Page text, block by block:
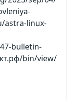
astra-linux-
bulletin-
bin/view/